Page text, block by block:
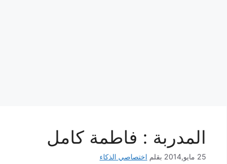
المدربة : فاطمة كامل
25 مايو,2014 بقلم اختصاصي الذكاء